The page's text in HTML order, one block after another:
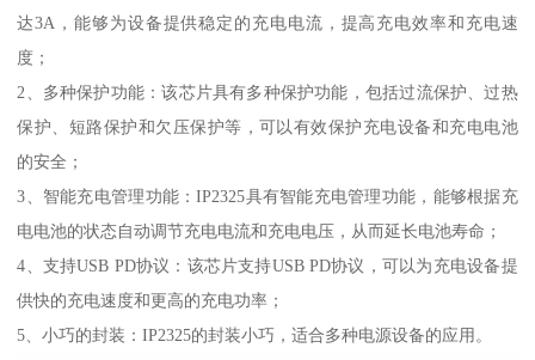
达3A，能够为设备提供稳定的充电电流，提高充电效率和充电速
度；
2、多种保护功能：该芯片具有多种保护功能，包括过流保护、过热
保护、短路保护和欠压保护等，可以有效保护充电设备和充电电池
的安全；
3、智能充电管理功能：IP2325具有智能充电管理功能，能够根据充
电电池的状态自动调节充电电流和充电电压，从而延长电池寿命；
4、支持USB PD协议：该芯片支持USB PD协议，可以为充电设备提
供快的充电速度和更高的充电功率；
5、小巧的封装：IP2325的封装小巧，适合多种电源设备的应用。